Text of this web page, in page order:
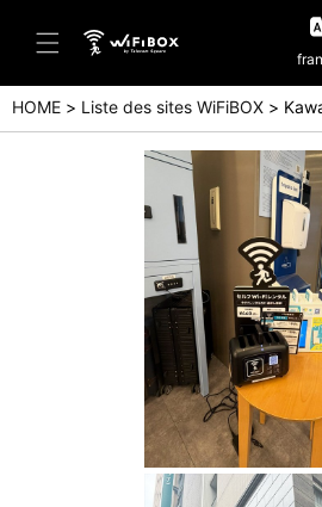
Aide/Contactez-nous
Centre d'aide (Japanese)
Centre d'aide (English)
Enquête (Japanese)
Enquête (English)
HOME Liste des sites WiFiBOX